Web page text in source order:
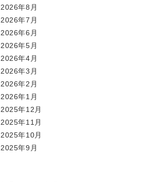
2026年8月
2026年7月
2026年6月
2026年5月
2026年4月
2026年3月
2026年2月
2026年1月
2025年12月
2025年11月
2025年10月
2025年9月